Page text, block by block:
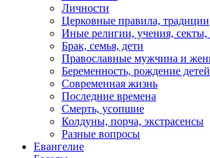
Личности
Церковные правила, традиции
Иные религии, учения, секты,
Брак, семья, дети
Православные мужчина и
Беременность, рождение детей
Современная жизнь
Последние времена
Смерть, усопшие
Колдуны, порча, экстрасенсы
Разные вопросы
Евангелие